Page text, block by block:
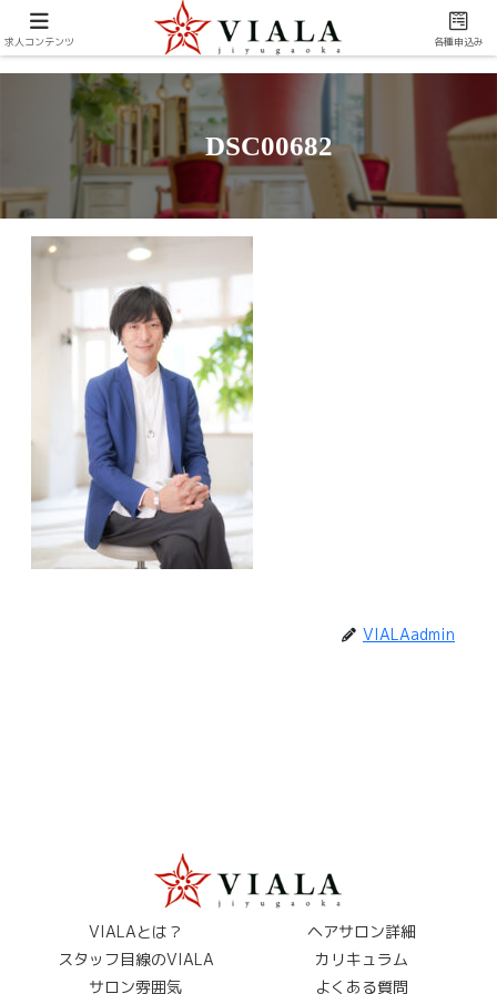
DSC00682
VIALAadmin
VIALAとは？
ヘアサロン詳細
スタッフ目線のVIALA
カリキュラム
サロン雰囲気
よくある質問
求人コンテンツ 各種申込み